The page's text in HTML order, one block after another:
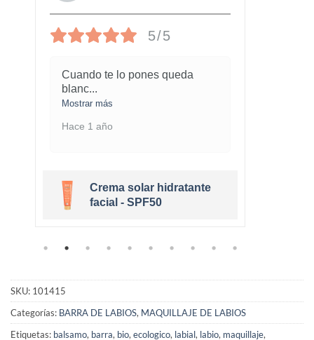
5/5
Cuando te lo pones queda
blanc...
Mostrar más
Hace 1 año
Crema solar hidratante
facial - SPF50
SKU: 101415
Categorías: BARRA DE LABIOS, MAQUILLAJE DE LABIOS
Etiquetas: balsamo, barra, bio,ecologico, labial, labio, maquillaje,